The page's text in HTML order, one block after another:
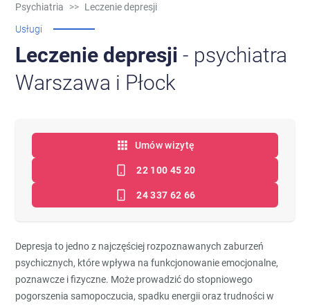
Psychiatria >> Leczenie depresji
Usługi
Leczenie depresji - psychiatra
Warszawa i Płock
Umów wizytę
22 100 45 20
24 337 62 66
Depresja to jedno z najczęściej rozpoznawanych zaburzeń
psychicznych, które wpływa na funkcjonowanie emocjonalne,
poznawcze i fizyczne. Może prowadzić do stopniowego
pogorszenia samopoczucia, spadku energii oraz trudności w